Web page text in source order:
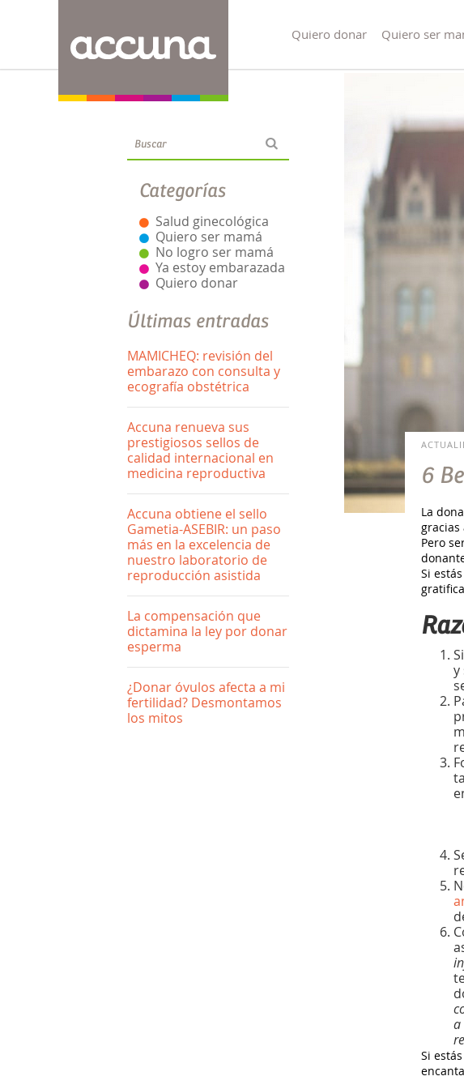
Quiero donar Quiero ser
Categorías
Salud ginecológica
Quiero ser mamá
No logro ser mamá
Ya estoy embarazada
Quiero donar
Últimas entradas
MAMICHEQ: revisión del
embarazo con consulta y
ecografía obstétrica
Accuna renueva sus
prestigiosos sellos de
calidad internacional en
medicina reproductiva
Accuna obtiene el sello
Gametia-ASEBIR: un paso
más en la excelencia de
nuestro laboratorio de
reproducción asistida
La compensación que
dictamina la ley por donar
esperma
¿Donar óvulos afecta a mi
fertilidad? Desmontamos
los mitos
6
La
gracias
Pero
Si
y
a
Si